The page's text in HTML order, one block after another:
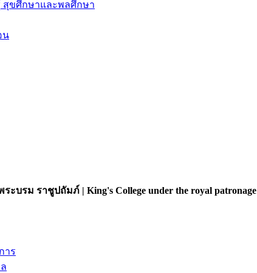
สุขศึกษาและพลศึกษา
น
ะบรม ราชูปถัมภ์ | King's College under the royal patronage
าร